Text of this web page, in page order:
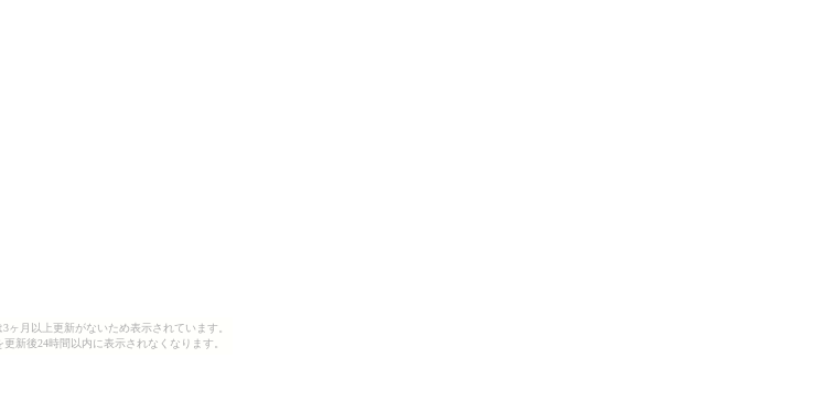
ヶ月以上更新がないため表示されています。
更新後24時間以内に表示されなくなります。